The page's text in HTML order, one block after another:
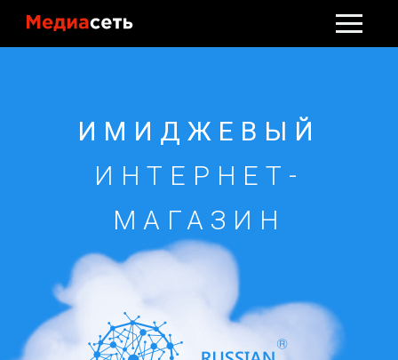
ИМИДЖЕВЫЙ
ИНТЕРНЕТ-
МАГАЗИН